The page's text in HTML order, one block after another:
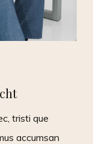
tristi que
accumsan